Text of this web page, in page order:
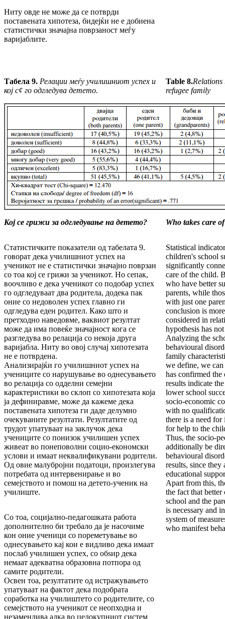
Ниту овде не може да се потврди
поставената хипотеза, бидејќи не е добиена
статистички значајна поврзаност меѓу
варијаблите.
Табела 9. Релации меѓу училишниот успех и
кој с¢ го одгледува детето.
Table 8.Relations
refugee family
Кој се грижи за одгледување на детето? Who takes care
Статистичките показатели од табелата 9.
говорат дека училишниот успех на
ученикот не е статистички значајно поврзан
со тоа кој се грижи за ученикот. Но сепак,
воочливо е дека ученикот со подобар успех
го одгледуваат два родитела, додека пак
оние со недоволен успех главно ги
одгледува еден родител. Како што и
претходно наведовме, ваквиот резултат
може да има повеќе значајност кога се
разгледува во релација со некоја друга
варијабла. Ниту во овој случај хипотезата
не е потврдена.
Анализирајќи го училишниот успех на
учениците со нарушување во однесувањето
во релација со одделни семејни
карактеристики во склоп со хипотезата која
ја дефиниравме, може да кажеме дека
поставената хипотеза ги даде делумно
очекуваните резултати. Резултатите од
трудот упатуваат на заклучок дека
учениците со понизок училишен успех
живеат во понеповолни социо-економски
услови и имаат неквалификувани родители.
Од овие малубројни податоци, произлегува
потребата од интервенирање и во
семејството и помош на детето-ученик на
училиште.
Statistical
children's school
significantly
care of the child.
who have better
parents, while
with just one
conclusion is
considered in
hypothesis has
Analyzing the
behavioural
family
we define, we
has confirmed the
results indicate
lower school
socio-economic
with no
there is a need
for help to the
Thus, the socio-
additionally be
behavioural
results, since they
educational
Apart from this,
the fact that
school and the
is necessary and
system of
who manifest
Со тоа, социјално-педагошката работа
дополнително би требало да је насочиме
кон оние ученици со пореметување во
однесувањето кај кои е видливо дека имаат
послаб училишен успех, со обѕир дека
немаат адекватна образовна потпора од
самите родители.
Освен тоа, резултатите од истражувањето
упатуваат на фактот дека подобрата
соработка на училиштето со родителите, со
семејството на ученикот се неопходна и
незаменлива алка во целокупниот систем